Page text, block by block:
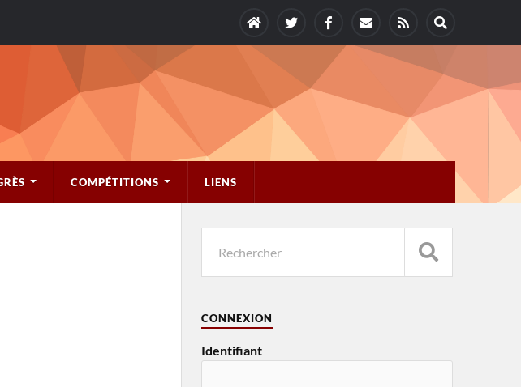
COMPÉTITIONS LIENS
CONNEXION
Identifiant